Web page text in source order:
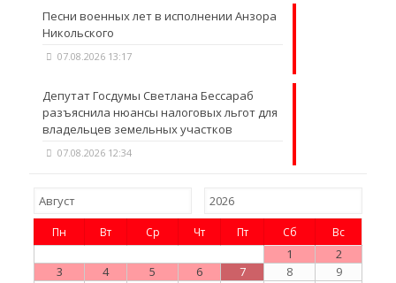
Песни военных лет в исполнении Анзора
Никольского
07.08.2026 13:17
Депутат Госдумы Светлана Бессараб
разъяснила нюансы налоговых льгот для
владельцев земельных участков
07.08.2026 12:34
Пн Вт Ср Чт Пт Сб Вс
1
2
3
4 5 6 7 8
9